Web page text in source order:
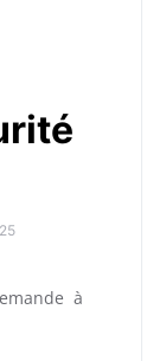
à